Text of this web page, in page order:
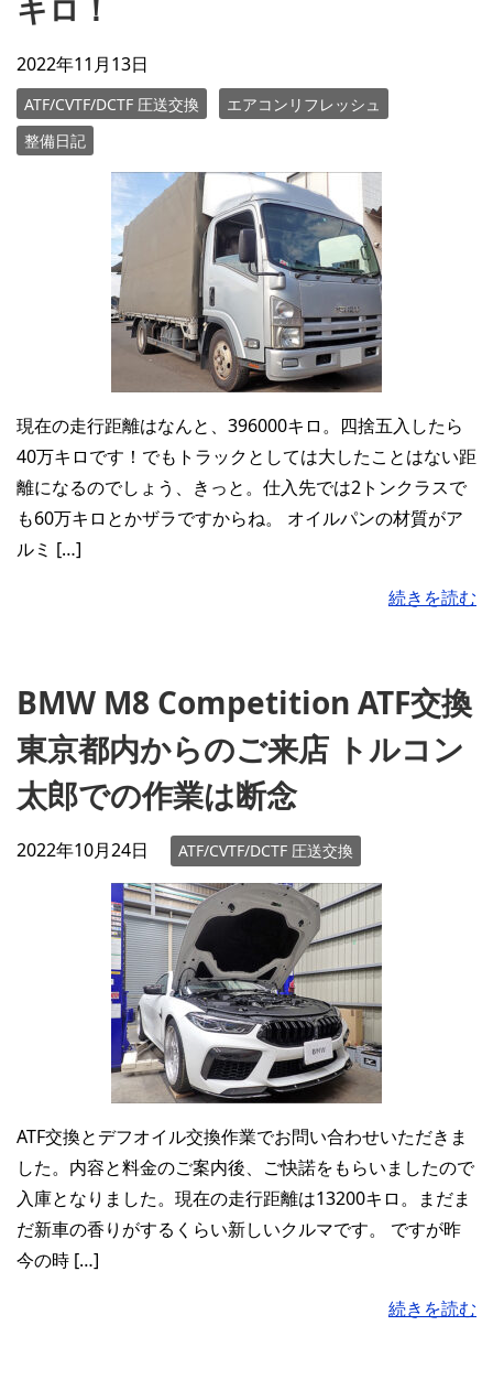
2022年11月13日
ATF/CVTF/DCTF 圧送交換
エアコンリフレッシュ
整備日記
現在の走行距離はなんと、396000キロ。四捨五入したら
40万キロです！でもトラックとしては大したことはない距
離になるのでしょう、きっと。仕入先では2トンクラスで
も60万キロとかザラですからね。 オイルパンの材質がア
ルミ […]
続きを読む
BMW M8 Competition ATF交換
東京都内からのご来店 トルコン
太郎での作業は断念
2022年10月24日 ATF/CVTF/DCTF 圧送交換
ATF交換とデフオイル交換作業でお問い合わせいただきま
した。内容と料金のご案内後、ご快諾をもらいましたので
入庫となりました。現在の走行距離は13200キロ。まだま
だ新車の香りがするくらい新しいクルマです。 ですが昨
今の時 […]
続きを読む